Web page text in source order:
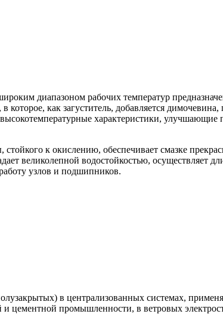
диапазоном рабочих температур
которое, как загуститель, добавляется
характеристики, улучшающие
стойкого к окислению, обеспечивает смазке
великолепной водостойкостью, осуществляет
узлов и подшипников.
в централизованных системах,
цементной промышленности, в ветровых